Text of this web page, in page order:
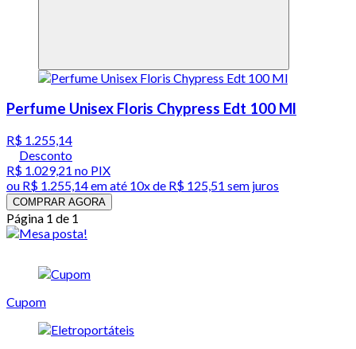
Perfume Unisex Floris Chypress Edt 100 Ml
R$ 1.255,14
Desconto
R$ 1.029,21 no PIX
ou R$ 1.255,14em até 10x de R$ 125,51 sem juros
COMPRAR AGORA
Página 1 de 1
Cupom